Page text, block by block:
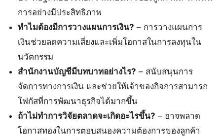
การอย่างมีประสิทธิภาพ
ทำไมต้องมีการวางแผนการเงิน? – การวางแผนการ
เงินช่วยลดความเสี่ยงและเพิ่มโอกาสในการลงทุนใน
นวัตกรรม
สำนักงานบัญชีมีบทบาทอย่างไร? – สนับสนุนการ
จัดการทางการเงิน และช่วยให้เจ้าของกิจการสามารถ
โฟกัสที่การพัฒนาธุรกิจได้มากขึ้น
ถ้าไม่ทำการวิจัยตลาดจะเกิดอะไรขึ้น? – อาจพลาด
โอกาสทองในการตอบสนองความต้องการของลูกค้า